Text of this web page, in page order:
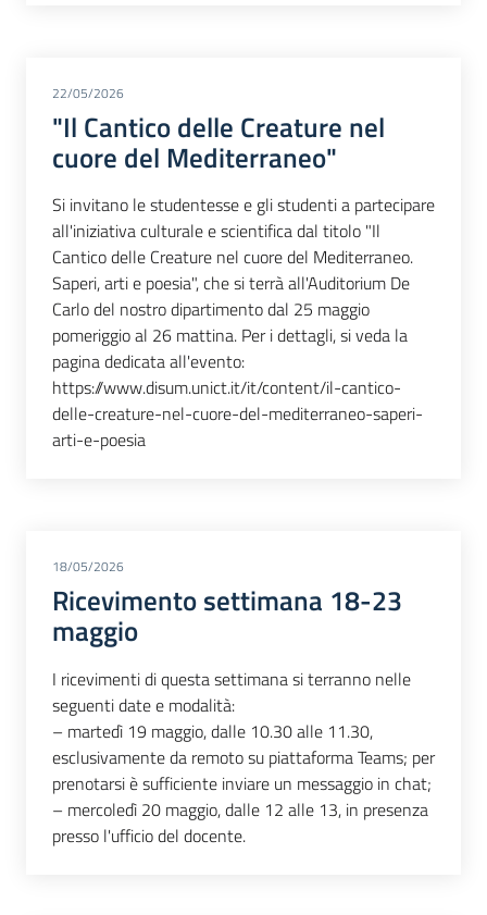
22/05/2026
"Il Cantico delle Creature nel
cuore del Mediterraneo"
Si invitano le studentesse e gli studenti a partecipare
all'iniziativa culturale e scientifica dal titolo "Il
Cantico delle Creature nel cuore del Mediterraneo.
Saperi, arti e poesia", che si terrà all'Auditorium De
Carlo del nostro dipartimento dal 25 maggio
pomeriggio al 26 mattina. Per i dettagli, si veda la
pagina dedicata all'evento:
https://www.disum.unict.it/it/content/il-cantico-
delle-creature-nel-cuore-del-mediterraneo-saperi-
arti-e-poesia
18/05/2026
Ricevimento settimana 18-23
maggio
I ricevimenti di questa settimana si terranno nelle
seguenti date e modalità:
– martedì 19 maggio, dalle 10.30 alle 11.30,
esclusivamente da remoto su piattaforma Teams; per
prenotarsi è sufficiente inviare un messaggio in chat;
– mercoledì 20 maggio, dalle 12 alle 13, in presenza
presso l'ufficio del docente.